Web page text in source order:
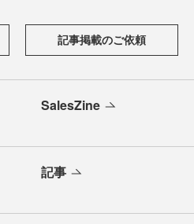
記事掲載のご依頼
SalesZine
記事